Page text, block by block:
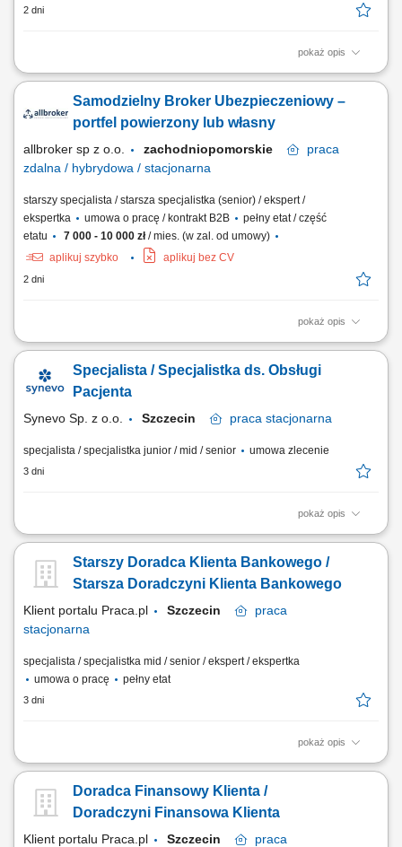
2 dni
pokaż opis
Teren pracy: 2-3 powiaty Zakres Obowiązków: Wizyty u Rolników i
najlepszych rozwiązań; Codzienne wsparcie techniczne dla Klientów;
Realizacja planów sprzedażowych;
Samodzielny Broker Ubezpieczeniowy –
portfel powierzony lub własny
allbroker sp z o.o. zachodniopomorskie
praca
zdalna / hybrydowa / stacjonarna
starszy specjalista / starsza specjalistka (senior) / ekspert /
ekspertka
umowa o pracę / kontrakt B2B
pełny etat / część
etatu
7 000 - 10 000 zł/ mies. (w zal. od umowy)
aplikuj szybko
aplikuj bez CV
2 dni
pokaż opis
Forma pracy zależy od uzgodnionego modelu współpracy: stacjonarna
przypadku współpracy B2B opartej na własnym lub mieszanym portfelu
klientów — również zdalna i mobilna. Opis stanowiska Samodzielna i
Specjalista / Specjalistka ds. Obsługi
Pacjenta
Synevo Sp. z o.o. Szczecin praca stacjonarna
specjalista / specjalistka junior / mid / senior umowa zlecenie
3 dni
pokaż opis
Opis stanowiska: zapewnianie profesjonalnej obsługi Pacjentów
usługach oraz aktualnych akcjach promocyjnych; proponowanie
dodatkowych usług zgodnie z potrzebami Pacjentów; prowadzenie
Starszy Doradca Klienta Bankowego /
Starsza Doradczyni Klienta Bankowego
Klient portalu Praca.pl Szczecin
praca
stacjonarna
specjalista / specjalistka mid / senior / ekspert / ekspertka
umowa o pracę
pełny etat
3 dni
pokaż opis
Analiza potrzeb finansowych klientów indywidualnych oraz sektora MŚP
nowych klientów oraz budowanie długoterminowych relacji
biznesowych; Sprzedaż produktów i usług bankowych, w tym funduszy
Doradca Finansowy Klienta /
Doradczyni Finansowa Klienta
Klient portalu Praca.pl Szczecin
praca